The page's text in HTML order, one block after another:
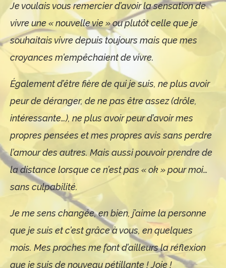
Je voulais vous remercier d’avoir la sensation de
vivre une « nouvelle vie » ou plutôt celle que je
souhaitais vivre depuis toujours mais que mes
croyances m’empêchaient de vivre.
Également d’être fière de qui je suis, ne plus avoir
peur de déranger, de ne pas être assez (drôle,
intéressante…), ne plus avoir peur d’avoir mes
propres pensées et mes propres avis sans perdre
l’amour des autres. Mais aussi pouvoir prendre de
la distance lorsque ce n’est pas « ok » pour moi…
sans culpabilité.
Je me sens changée, en bien, j’aime la personne
que je suis et c’est grâce à vous, en quelques
mois. Mes proches me font d’ailleurs la réflexion
que je suis de nouveau pétillante ! Joie !